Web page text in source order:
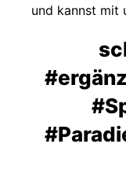
und kannst mit